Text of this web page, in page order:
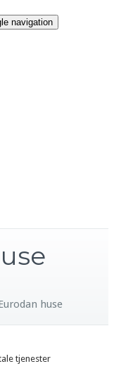
navigation
huse
tjenester